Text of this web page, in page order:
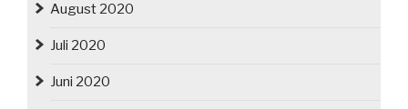
August 2020
Juli 2020
Juni 2020